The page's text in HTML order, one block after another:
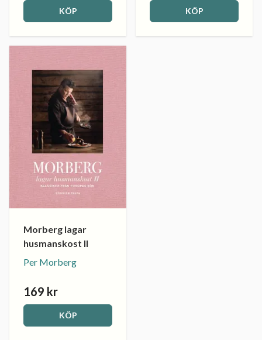
KÖP KÖP
Morberg lagar
husmanskost II
Per Morberg
169 kr
KÖP